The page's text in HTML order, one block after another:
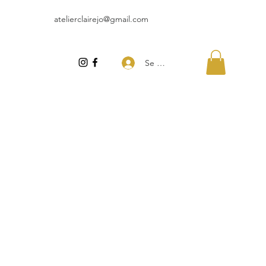
atelierclairejo@gmail.com
Se connecter